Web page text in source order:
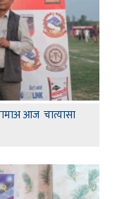
आज चात्यासा